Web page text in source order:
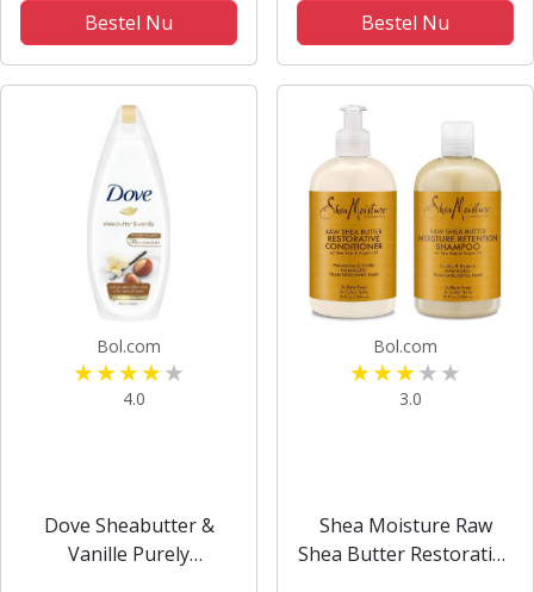
natuurlijk
ongeraffineerd Shea
butter/ Shea boter
Bestel Nu
droge huid - Bodylotion
met vitamine E en
natuurlijke sheaboter -
Bestel Nu
Bol.com
4.0
Dove Sheabutter &
Vanille Purely
Bol.com
3.0
Shea Moisture Raw
Shea Butter Restorative